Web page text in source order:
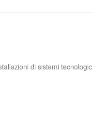
di sistemi